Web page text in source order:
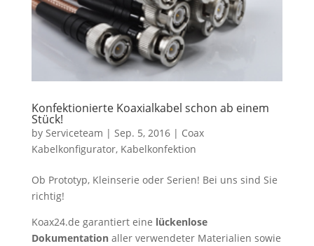
Konfektionierte Koaxialkabel schon ab einem
Stück!
by Serviceteam | Sep. 5, 2016| Coax
Kabelkonfigurator, Kabelkonfektion
Ob Prototyp, Kleinserie oder Serien! Bei uns sind Sie
richtig!
Koax24.de garantiert eine lückenlose
Dokumentationaller verwendeter Materialien sowie